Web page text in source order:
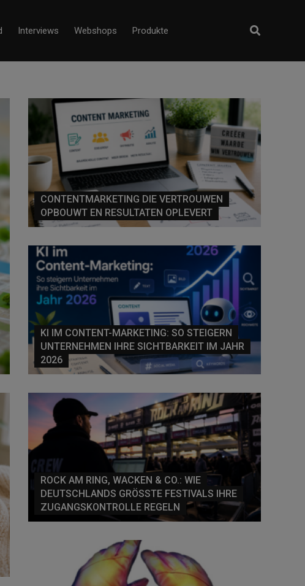
Interviews Webshops Produkte
CONTENTMARKETING DIE VERTROUWEN
OPBOUWT EN RESULTATEN OPLEVERT
KI IM CONTENT-MARKETING: SO STEIGERN
UNTERNEHMEN IHRE SICHTBARKEIT IM JAHR
2026
ROCK AM RING, WACKEN & CO.: WIE
DEUTSCHLANDS GRÖSSTE FESTIVALS IHRE Z
UGANGSKONTROLLE REGELN